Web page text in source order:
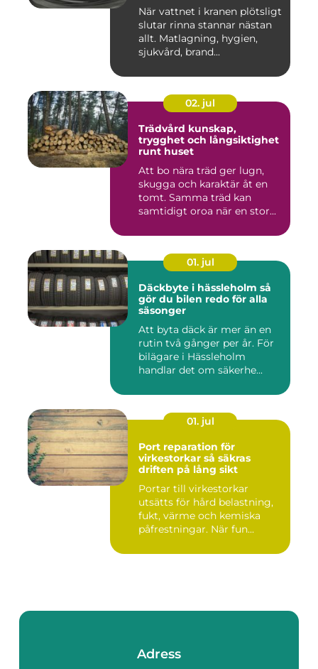
När vattnet i kranen plötsligt
slutar rinna stannar nästan
allt. Matlagning, hygien,
sjukvård, brand...
02. jul
Trädvård kunskap,
trygghet och långsiktighet
runt huset
Att bo nära träd ger lugn,
skugga och karaktär åt en
tomt. Samma träd kan
samtidigt oroa när en stor...
01. jul
Däckbyte i hässleholm så
gör du bilen redo för alla
säsonger
Att byta däck är mer än en
rutin två gånger per år. För
bilägare i Hässleholm
handlar det om säkerhe...
01. jul
Port reparation för
virkestorkar så säkras
driften på lång sikt
Portar till virkestorkar
utsätts för hård belastning,
fukt, värme och kemiska
påfrestningar. När fun...
Adress